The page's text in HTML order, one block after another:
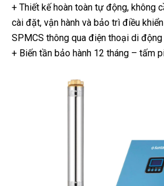
+ Thiết kế hoàn toàn tự động, không
cài đặt, vận hành và bảo trì điều
SPMCS thông qua điện thoại di
+ Biến tần bảo hành 12 tháng – tấm